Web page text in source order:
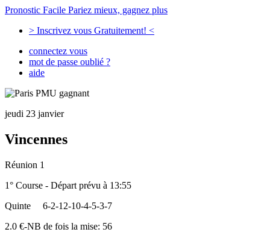
Pronostic Facile Pariez mieux, gagnez plus
> Inscrivez vous Gratuitement! <
connectez vous
mot de passe oublié ?
aide
jeudi 23 janvier
Vincennes
Réunion 1
1° Course - Départ prévu à 13:55
Quinte
6-2-12-10-4-5-3-7
2.0 €-NB de fois la mise: 56